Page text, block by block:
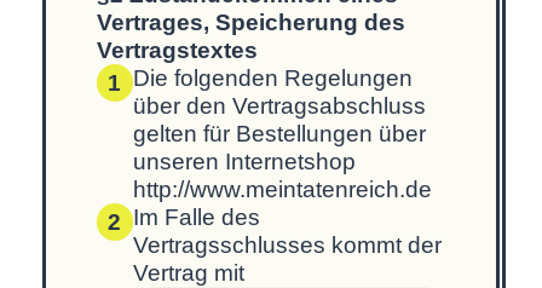
Vertrages, Speicherung des
Vertragstextes
1 Die folgenden Regelungen
über den Vertragsabschluss
gelten für Bestellungen über
unseren Internetshop
http://www.meintatenreich.de
2 Im Falle des
Vertragsschlusses kommt der
Vertrag mit